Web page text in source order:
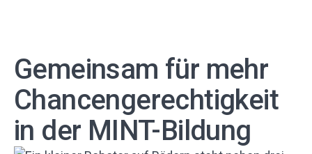
Gemeinsam für mehr
Chancengerechtigkeit
in der MINT-Bildung